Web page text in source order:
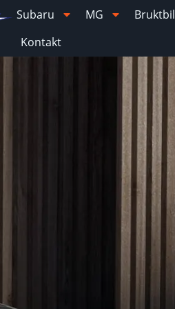
Subaru MG Bruktbil
Kontakt